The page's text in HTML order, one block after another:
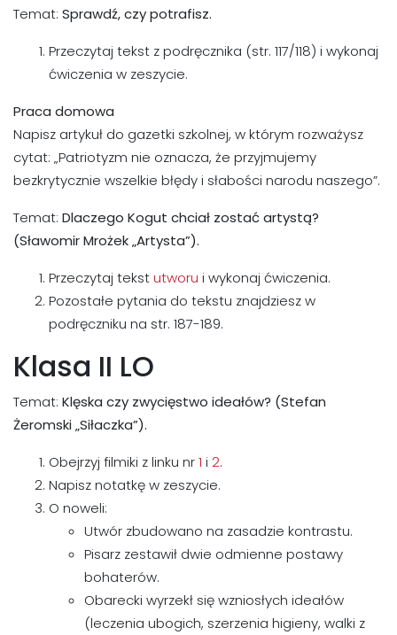
Temat: Sprawdź, czy potrafisz.
Przeczytaj tekst z podręcznika (str. 117/118) i wykonaj
ćwiczenia w zeszycie.
Praca domowa
Napisz artykuł do gazetki szkolnej, w którym rozważysz
cytat: „Patriotyzm nie oznacza, że przyjmujemy
bezkrytycznie wszelkie błędy i słabości narodu naszego”.
Temat: Dlaczego Kogut chciał zostać artystą?
(Sławomir Mrożek „Artysta”).
Przeczytaj tekstutworu i wykonaj ćwiczenia.
Pozostałe pytania do tekstu znajdziesz w
podręczniku na str. 187-189.
Klasa II LO
Temat: Klęska czy zwycięstwo ideałów? (Stefan
Żeromski „Siłaczka”).
Obejrzyj filmiki z linku nr1 i 2.
Napisz notatkę w zeszycie.
O noweli:
Utwór zbudowano na zasadzie kontrastu.
Pisarz zestawił dwie odmienne postawy
bohaterów.
Obarecki wyrzekł się wzniosłych ideałów
(leczenia ubogich, szerzenia higieny, walki z